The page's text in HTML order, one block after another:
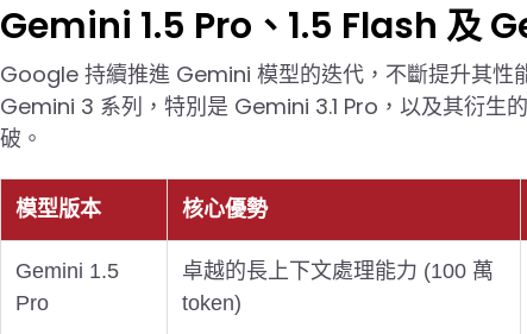
Gemini 1.5 Pro、1.5 Flash 及
Google 持續推進 Gemini 模型的迭代，不斷提升其性
Gemini 3 系列，特別是 Gemini 3.1 Pro，以及其衍
破。
模型版本 核心優勢
Gemini 1.5
Pro
卓越的長上下文處理能力 (100 萬
token)